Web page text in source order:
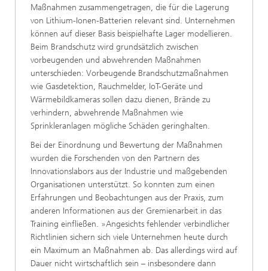
Maßnahmen zusammengetragen, die für die Lagerung
von Lithium-Ionen-Batterien relevant sind. Unternehmen
können auf dieser Basis beispielhafte Lager modellieren.
Beim Brandschutz wird grundsätzlich zwischen
vorbeugenden und abwehrenden Maßnahmen
unterschieden: Vorbeugende Brandschutzmaßnahmen
wie Gasdetektion, Rauchmelder, IoT-Geräte und
Wärmebildkameras sollen dazu dienen, Brände zu
verhindern, abwehrende Maßnahmen wie
Sprinkleranlagen mögliche Schäden geringhalten.
Bei der Einordnung und Bewertung der Maßnahmen
wurden die Forschenden von den Partnern des
Innovationslabors aus der Industrie und maßgebenden
Organisationen unterstützt. So konnten zum einen
Erfahrungen und Beobachtungen aus der Praxis, zum
anderen Informationen aus der Gremienarbeit in das
Training einfließen. »Angesichts fehlender verbindlicher
Richtlinien sichern sich viele Unternehmen heute durch
ein Maximum an Maßnahmen ab. Das allerdings wird auf
Dauer nicht wirtschaftlich sein – insbesondere dann